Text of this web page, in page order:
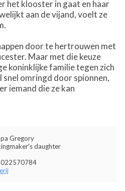
het klooster in gaat en haar
aan de vijand, voelt ze
door te hertrouwen met
Maar met die keuze
koninklijke familie tegen zich
snel omringd door spionnen,
iemand die ze kan
Gregory
daughter